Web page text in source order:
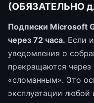
(ОБЯЗАТЕЛЬНО
Подписки Microsoft
через 72 часа. Если
уведомления о
прекращаются через
«сломанным». Это
эксплуатации любой